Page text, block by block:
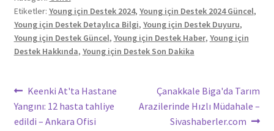
Etiketler: Young için Destek 2024, Young için Destek 2024 Güncel,
Young için Destek Detaylıca Bilgi, Young için Destek Duyuru,
Young için Destek Güncel, Young için Destek Haber, Young için
Destek Hakkında, Young için Destek Son Dakika
Yazı
gezinmesi
Önceki
yazı:
Keenki At'ta Hastane
Yangını: 12 hasta tahliye
edildi – Ankara Ofisi
Sonraki
yazı:
Çanakkale Biga'da Tarım
Arazilerinde Hızlı Müdahale –
Sivashaberler.com